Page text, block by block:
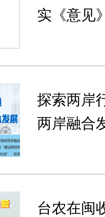
实《意见
探索两岸
两岸融合
台农在闽